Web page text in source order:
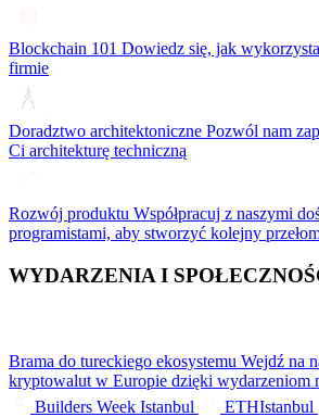
Blockchain 101 Dowiedz się, jak
firmie
Doradztwo architektoniczne Pozwól nam
Ci architekturę techniczną
Rozwój produktu Współpracuj z naszymi
programistami, aby stworzyć kolejny
WYDARZENIA I
Brama do tureckiego ekosystemu Wejdź na
kryptowalut w Europie dzięki wydarzeniom
Builders Week Istanbul
ETHIstanbul